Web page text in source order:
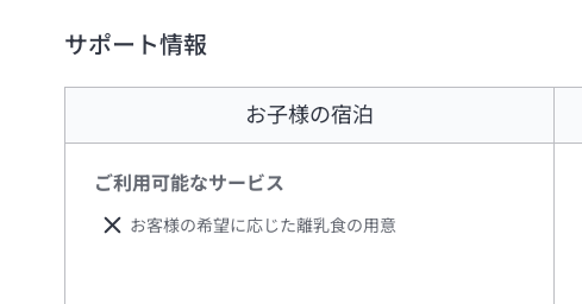
サポート情報
お子様の宿泊
ご利用可能なサービス
お客様の希望に応じた離乳食の用意